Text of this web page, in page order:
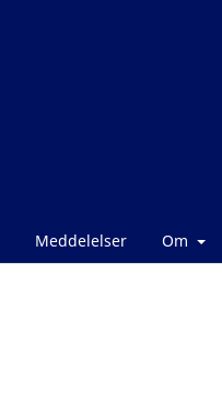
Meddelelser Om